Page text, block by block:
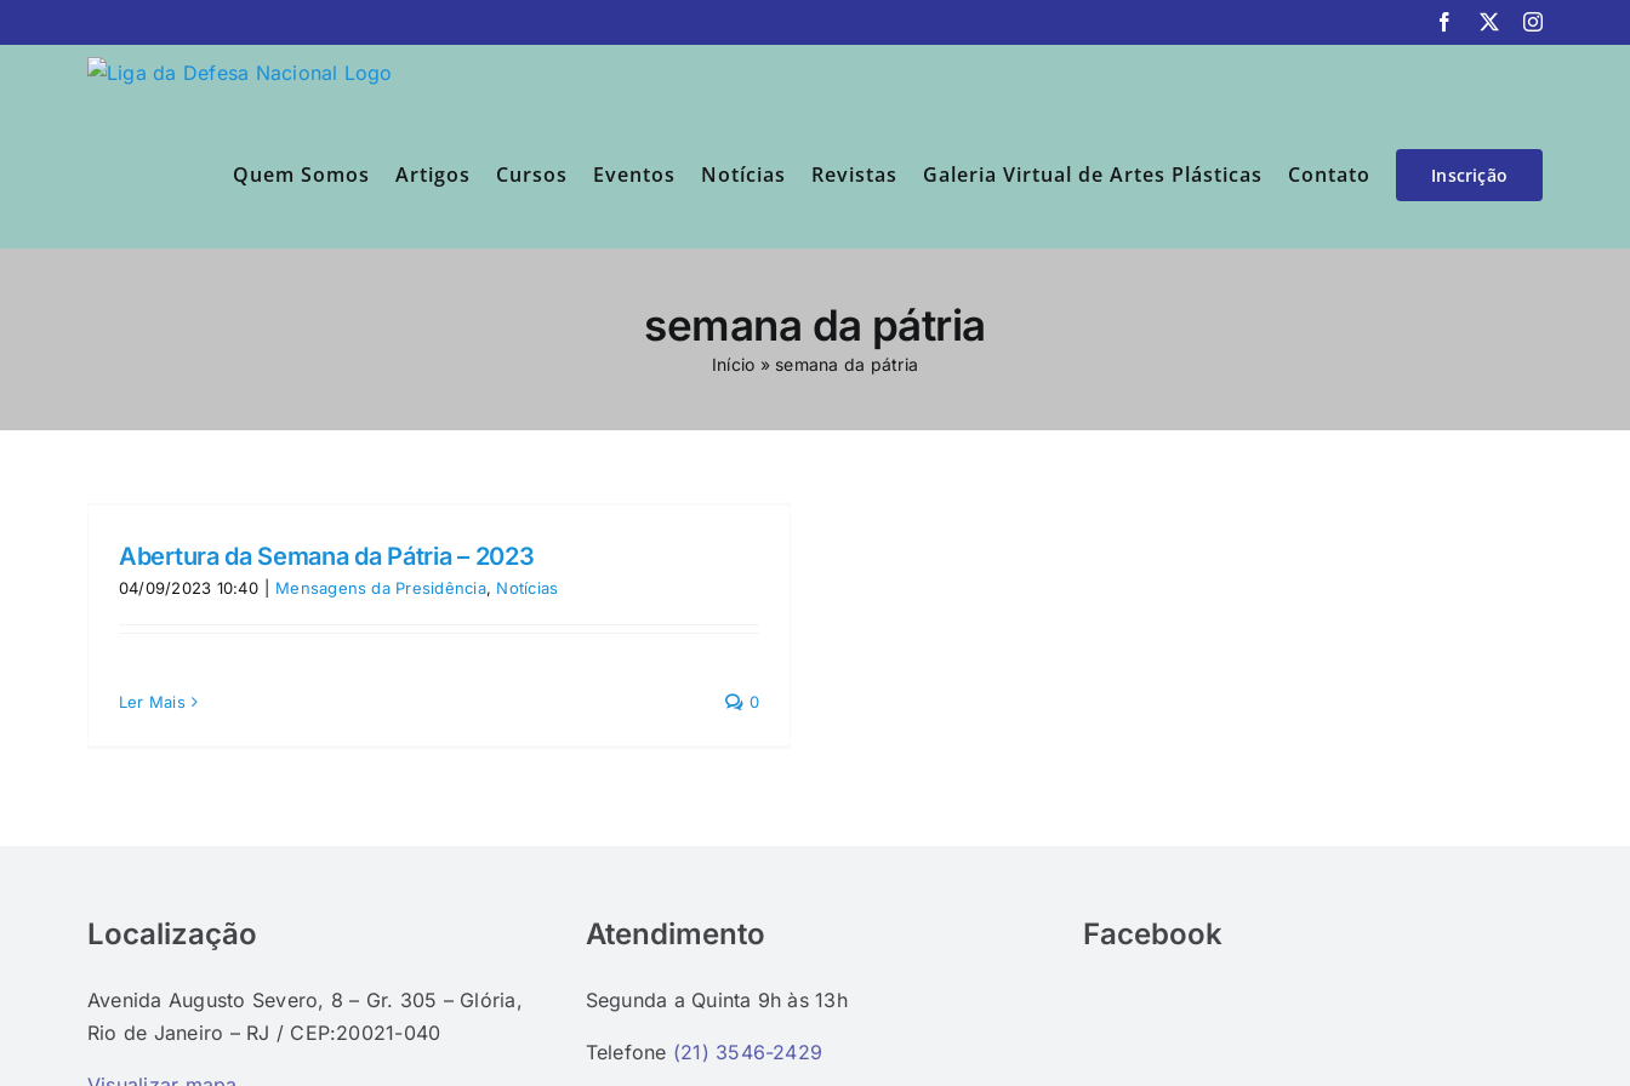
para
Facebook
X Instagram
Quem Somos Artigos Cursos Eventos Notícias Revistas Galeria Virtual de Artes Plásticas Contato Inscrição
semana da pátria
Início » semana da pátria
Abertura da Semana da Pátria – 2023
04/09/2023 10:40 Mensagens da Presidência, Notícias
Ler Mais 0
Localização
Avenida Augusto Severo, 8 – Gr. 305 – Glória,
Rio de Janeiro – RJ / CEP:20021-040
Atendimento
Segunda a Quinta 9h às 13h
Telefone (21) 3546-2429
Facebook